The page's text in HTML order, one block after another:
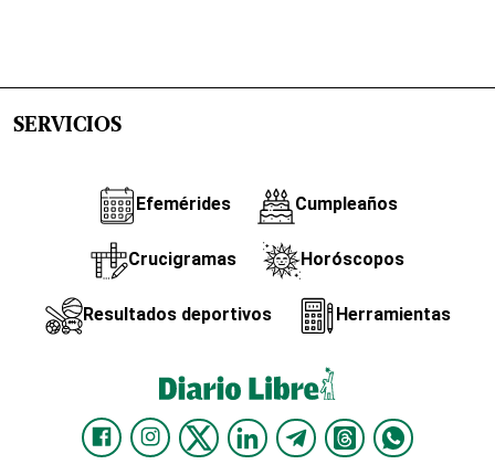
SERVICIOS
Efemérides Cumpleaños
Crucigramas Horóscopos
Resultados deportivos Herramientas